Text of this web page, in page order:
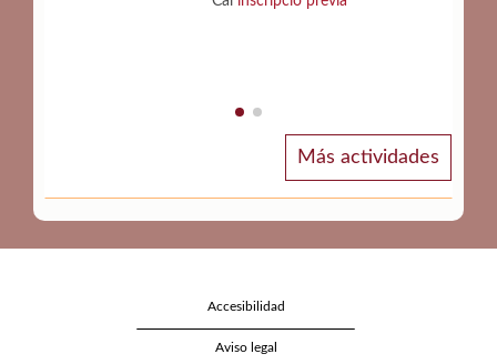
Más actividades
Accesibilidad
Aviso legal